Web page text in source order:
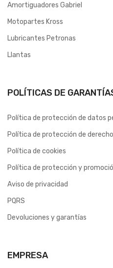
Amortiguadores Gabriel
Motopartes Kross
Lubricantes Petronas
Llantas
POLÍTICAS DE
Política de protección de datos
Política de protección de
Política de cookies
Política de protección y
Aviso de privacidad
PQRS
Devoluciones y garantías
EMPRESA